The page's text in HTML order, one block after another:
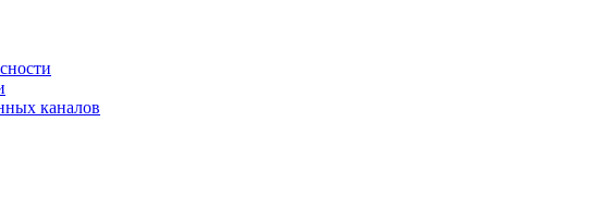
каналов